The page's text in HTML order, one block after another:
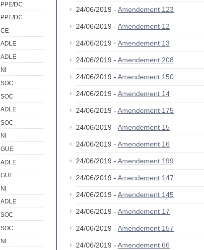
PPE/DC
PPE/DC
CE
ADLE
ADLE
NI
SOC
SOC
ADLE
SOC
NI
GUE
ADLE
GUE
NI
ADLE
SOC
SOC
NI
24/06/2019 - Amendement 123
24/06/2019 - Amendement 12
24/06/2019 - Amendement 13
24/06/2019 - Amendement 208
24/06/2019 - Amendement 150
24/06/2019 - Amendement 14
24/06/2019 - Amendement 175
24/06/2019 - Amendement 15
24/06/2019 - Amendement 16
24/06/2019 - Amendement 199
24/06/2019 - Amendement 147
24/06/2019 - Amendement 145
24/06/2019 - Amendement 17
24/06/2019 - Amendement 157
24/06/2019 - Amendement 66